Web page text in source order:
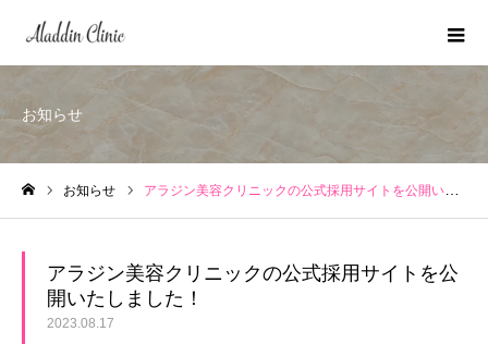
お知らせ
お知らせ アラジン美容クリニックの公式採用サイトを公開いたしました！
アラジン美容クリニックの公式採用サイトを公
開いたしました！
2023.08.17